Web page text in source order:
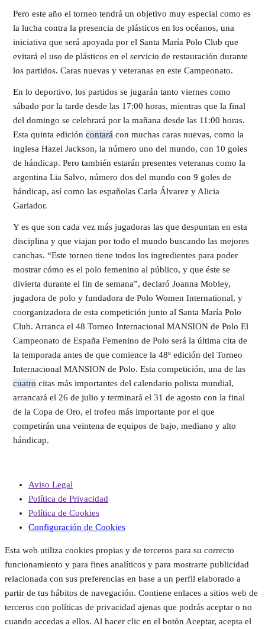
Pero este año el torneo tendrá un objetivo muy especial como es
la lucha contra la presencia de plásticos en los océanos, una
iniciativa que será apoyada por el Santa María Polo Club que
evitará el uso de plásticos en el servicio de restauración durante
los partidos. Caras nuevas y veteranas en este Campeonato.
En lo deportivo, los partidos se jugarán tanto viernes como
sábado por la tarde desde las 17:00 horas, mientras que la final
del domingo se celebrará por la mañana desde las 11:00 horas.
Esta quinta edición contará con muchas caras nuevas, como la
inglesa Hazel Jackson, la número uno del mundo, con 10 goles
de hándicap. Pero también estarán presentes veteranas como la
argentina Lia Salvo, número dos del mundo con 9 goles de
hándicap, así como las españolas Carla Álvarez y Alicia
Gariador.
Y es que son cada vez más jugadoras las que despuntan en esta
disciplina y que viajan por todo el mundo buscando las mejores
canchas. “Este torneo tiene todos los ingredientes para poder
mostrar cómo es el polo femenino al público, y que éste se
divierta durante el fin de semana”, declaró Joanna Mobley,
jugadora de polo y fundadora de Polo Women International, y
coorganizadora de esta competición junto al Santa María Polo
Club. Arranca el 48 Torneo Internacional MANSION de Polo El
Campeonato de España Femenino de Polo será la última cita de
la temporada antes de que comience la 48º edición del Torneo
Internacional MANSION de Polo. Esta competición, una de las
cuatro citas más importantes del calendario polista mundial,
arrancará el 26 de julio y terminará el 31 de agosto con la final
de la Copa de Oro, el trofeo más importante por el que
competirán una veintena de equipos de bajo, mediano y alto
hándicap.
Aviso Legal
Política de Privacidad
Política de Cookies
Configuración de Cookies
Esta web utiliza cookies propias y de terceros para su correcto
funcionamiento y para fines analíticos y para mostrarte publicidad
relacionada con sus preferencias en base a un perfil elaborado a
partir de tus hábitos de navegación. Contiene enlaces a sitios web de
terceros con políticas de privacidad ajenas que podrás aceptar o no
cuando accedas a ellos. Al hacer clic en el botón Aceptar, acepta el